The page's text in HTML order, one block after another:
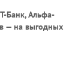
Банк, Альфа-
— на выгодных